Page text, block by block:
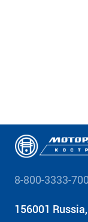
8-800-3333-700
156001